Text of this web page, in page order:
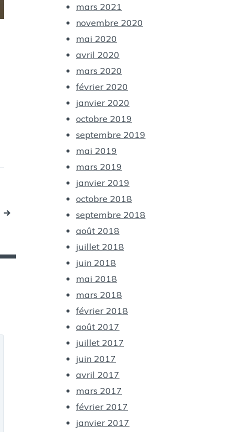
mars 2021
novembre 2020
mai 2020
avril 2020
mars 2020
février 2020
janvier 2020
octobre 2019
septembre 2019
mai 2019
mars 2019
janvier 2019
octobre 2018
septembre 2018
août 2018
juillet 2018
juin 2018
mai 2018
mars 2018
février 2018
août 2017
juillet 2017
juin 2017
avril 2017
mars 2017
février 2017
janvier 2017